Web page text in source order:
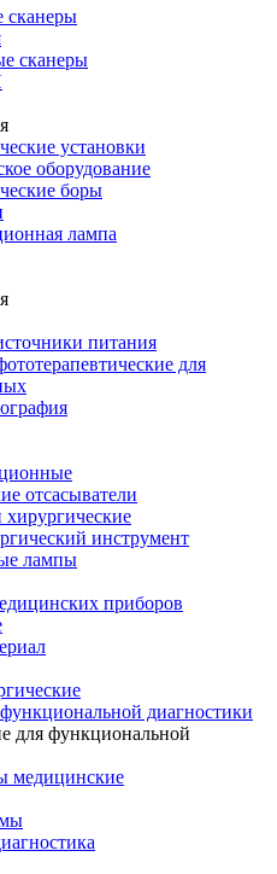
сканеры
сканеры
установки
оборудование
боры
лампа
питания
для
отсасыватели
инструмент
лампы
приборов
диагностики
для функциональной
медицинские